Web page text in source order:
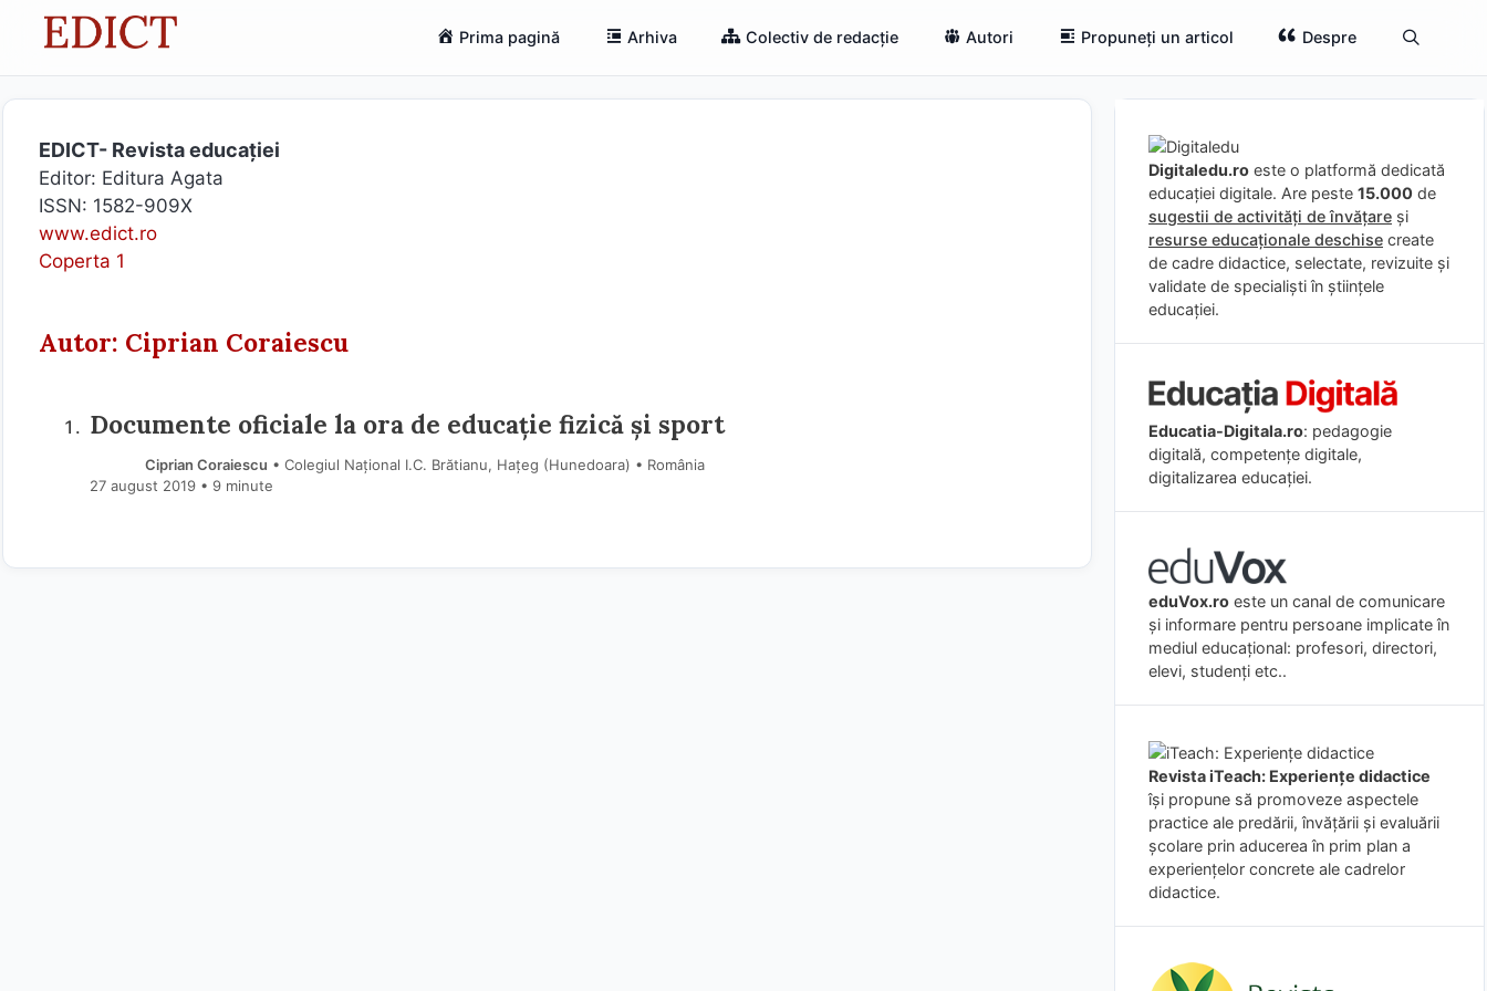
Prima pagină Arhiva Colectiv de redacție Autori Propuneți un articol Despre
EDICT- Revista educației
Editor: Editura Agata
ISSN: 1582-909X
www.edict.ro
Coperta 1
Autor: Ciprian Coraiescu
Documente oficiale la ora de educație fizică și sport
Ciprian Coraiescu • Colegiul Național I.C. Brătianu, Hațeg (Hunedoara) • România
27 august 2019 • 9 minute
Digitaledu.ro este o platformă dedicată
educației digitale. Are peste 15.000 de
sugestii de activități de învățare și
resurse educaționale deschise create
de cadre didactice, selectate, revizuite și
validate de specialiști în științele
educației.
Educatia-Digitala.ro: pedagogie
digitală, competențe digitale,
digitalizarea educației.
eduVox.ro este un canal de comunicare
și informare pentru persoane implicate în
mediul educațional: profesori, directori,
elevi, studenți etc..
Revista iTeach: Experienţe didactice
îşi propune să promoveze aspectele
practice ale predării, învăţării şi evaluării
şcolare prin aducerea în prim plan a
experienţelor concrete ale cadrelor
didactice.